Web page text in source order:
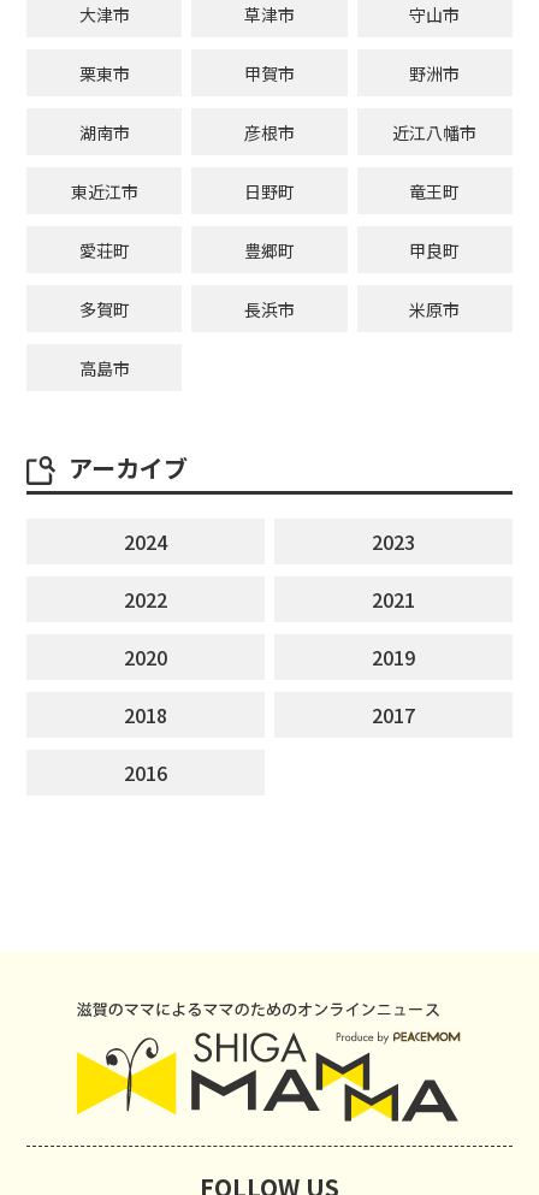
大津市 草津市 守山市
栗東市 甲賀市 野洲市
湖南市 彦根市 近江八幡市
東近江市 日野町 竜王町
愛荘町 豊郷町 甲良町
多賀町 長浜市 米原市
高島市
アーカイブ
2024
2023
2022
2021
2020
2019
2018
2017
2016
FOLLOW US